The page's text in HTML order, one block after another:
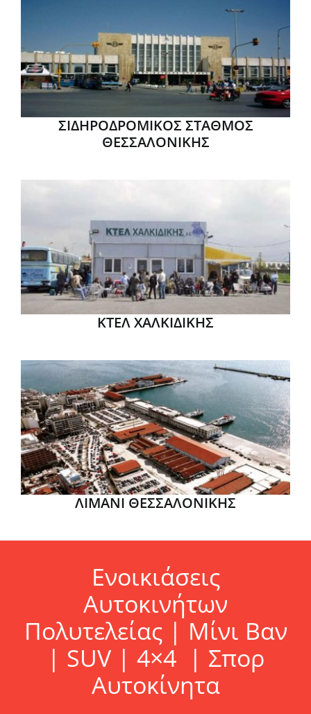
ΣΙΔΗΡΟΔΡΟΜΙΚΟΣ ΣΤΑΘΜΟΣ
ΘΕΣΣΑΛΟΝΙΚΗΣ
ΚΤΕΛ ΧΑΛΚΙΔΙΚΗΣ
ΛΙΜΑΝΙ ΘΕΣΣΑΛΟΝΙΚΗΣ
Ενοικιάσεις
Αυτοκινήτων
Πολυτελείας | Μίνι Βαν
| SUV | 4×4 | Σπορ
Αυτοκίνητα